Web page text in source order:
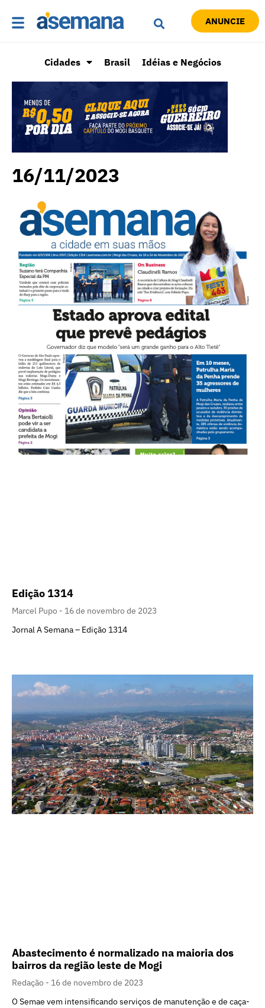
ANUNCIE
Cidades Brasil Idéias e Negócios
16/11/2023
Edição 1314
Marcel Pupo
16 de novembro de 2023
Jornal A Semana – Edição 1314
Abastecimento é normalizado na maioria dos
bairros da região leste de Mogi
Redação
16 de novembro de 2023
O Semae vem intensificando serviços de manutenção e de caça-